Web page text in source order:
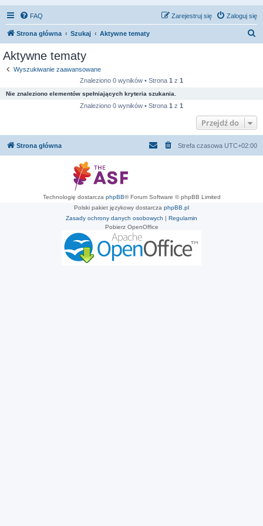
FAQ Zaloguj się
Zarejestruj się
Strona główna Szukaj Aktywne tematy
Aktywne tematy
Wyszukiwanie zaawansowane
Znaleziono 0 wyników • Strona 1 z 1
Nie znaleziono elementów spełniających kryteria szukania.
Znaleziono 0 wyników • Strona 1 z 1
Przejdź do
Strona główna Strefa czasowa UTC+02:00
Technologię dostarcza phpBB® Forum Software © phpBB Limited
Polski pakiet językowy dostarcza phpBB.pl
Zasady ochrony danych osobowych | Regulamin
Pobierz OpenOffice